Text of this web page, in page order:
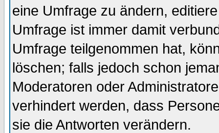
eine Umfrage zu ändern,
Umfrage ist immer damit
Umfrage teilgenommen hat,
löschen; falls jedoch schon
Moderatoren oder
verhindert werden, dass
sie die Antworten verändern.